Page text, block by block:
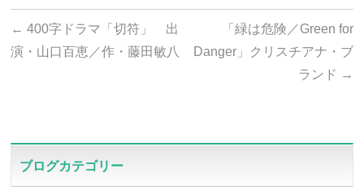
← 400字ドラマ「切符」 出
演・山口百恵／作・藤田敏八
「緑は危険／Green for
Danger」クリスチアナ・ブ
ランド →
ブログカテゴリー